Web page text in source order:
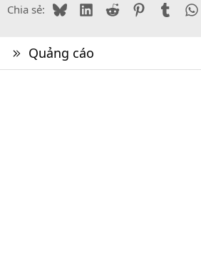
Chia sẻ: BlueskyLinkedIn
Reddit PinterestTumblr
Quảng cáo